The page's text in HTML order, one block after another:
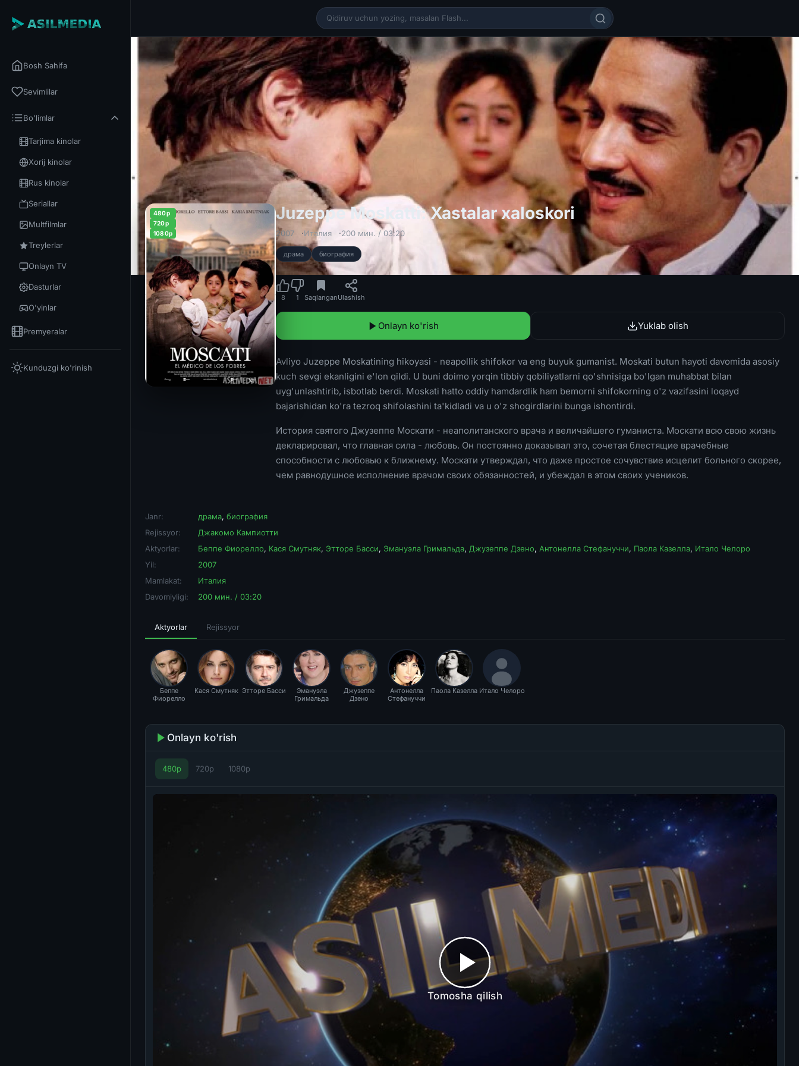
Bosh Sahifa
Sevimlilar
Bo'limlar
Tarjima kinolar
Xorij kinolar
Rus kinolar
Seriallar
Multfilmlar
Treylerlar
Onlayn TV
Dasturlar
O'yinlar
Premyeralar
Kunduzgi ko'rinish
480p
720p
1080p
Juzeppe Moskatti: Xastalar xaloskori Juzeppe Moskatti:
2007 Италия 200 мин. / 03:20
драма биография
8 1 SaqlanganUlashish
Onlayn ko'rish Yuklab olish
Avliyo Juzeppe Moskatining hikoyasi - neapollik shifokor va eng buyuk gumanist. Moskati butun hayoti davomida asosiy
kuch sevgi ekanligini e'lon qildi. U buni doimo yorqin tibbiy qobiliyatlarni qo'shnisiga bo'lgan muhabbat bilan
uyg'unlashtirib, isbotlab berdi. Moskati hatto oddiy hamdardlik ham bemorni shifokorning o'z vazifasini loqayd
bajarishidan ko'ra tezroq shifolashini ta'kidladi va u o'z shogirdlarini bunga ishontirdi.
История святого Джузеппе Москати - неаполитанского врача и величайшего гуманиста. Москати всю свою жизнь
декларировал, что главная сила - любовь. Он постоянно доказывал это, сочетая блестящие врачебные
способности с любовью к ближнему. Москати утверждал, что даже простое сочувствие исцелит больного скорее,
чем равнодушное исполнение врачом своих обязанностей, и убеждал в этом своих учеников.
Janr: драма, биография
Rejissyor:
Джакомо Кампиотти
Aktyorlar:
Беппе Фиорелло, Кася Смутняк, Этторе Басси, Эмануэла Гримальда, Джузеппе Дзено, Антонелла Стефануччи, Паола Казелла, Итало Челоро
Yil:
2007
Mamlakat:
Италия
Davomiyligi:
200 мин. / 03:20
Aktyorlar Rejissyor
Беппе
Фиорелло
Кася Смутняк Этторе Басси
Эмануэла
Гримальда
Джузеппе
Дзено
Антонелла
Стефануччи
Паола Казелла Итало Челоро
Onlayn ko'rish
480p 720p 1080p
Tomosha qilish